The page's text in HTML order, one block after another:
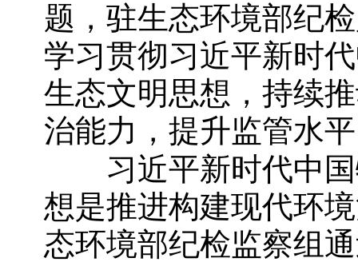
题，驻生态环境部纪
学习贯彻习近平新时
生态文明思想，持续
治能力，提升监管水
习近平新时代中国
想是推进构建现代环
态环境部纪检监察组